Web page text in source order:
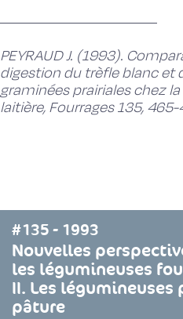
PEYRAUD J. (1993).
digestion du trèfle blanc et
graminées prairiales chez
laitière, Fourrages 135, 465-
#135 - 1993
Nouvelles
les légumineuses
II. Les légumineuses
pâture